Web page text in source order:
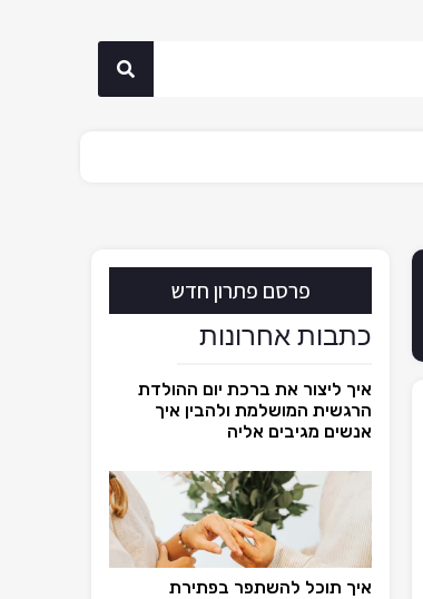
פרסם פתרון חדש
כתבות אחרונות
איך ליצור את ברכת יום ההולדת
הרגשית המושלמת ולהבין איך
אנשים מגיבים אליה
איך תוכל להשתפר בפתירת